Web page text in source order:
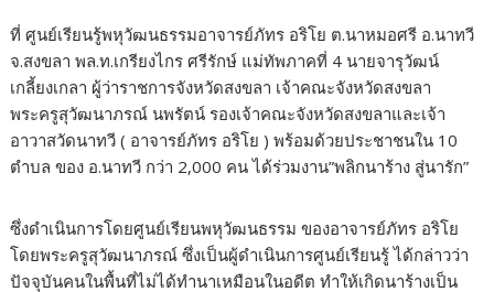
o
k
ที่ ศูนย์เรียนรู้พหุวัฒนธรรมอาจารย์ภัทร อริโย ต.นาหมอศรี อ.นาทวี
จ.สงขลา พล.ท.เกรียงไกร ศรีรักษ์ แม่ทัพภาคที่ 4 นายจารุวัฒน์
เกลี้ยงเกลา ผู้ว่าราชการจังหวัดสงขลา เจ้าคณะจังหวัดสงขลา
พระครูสุวัฒนาภรณ์ นพรัตน์ รองเจ้าคณะจังหวัดสงขลาและเจ้า
อาวาสวัดนาทวี ( อาจารย์ภัทร อริโย ) พร้อมด้วยประชาชนใน 10
ตำบล ของ อ.นาทวี กว่า 2,000 คน ได้ร่วมงาน”พลิกนาร้าง สู่นารัก”
ซึ่งดำเนินการโดยศูนย์เรียนพหุวัฒนธรรม ของอาจารย์ภัทร อริโย
โดยพระครูสุวัฒนาภรณ์ ซึ่งเป็นผู้ดำเนินการศูนย์เรียนรู้ ได้กล่าวว่า
ปัจจุบันคนในพื้นที่ไม่ได้ทำนาเหมือนในอดีต ทำให้เกิดนาร้างเป็น